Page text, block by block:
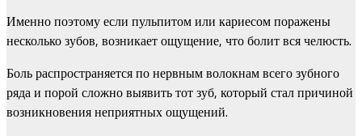
Именно поэтому если пульпитом или кариесом поражены
несколько зубов, возникает ощущение, что болит вся челюсть.
Боль распространяется по нервным волокнам всего зубного
ряда и порой сложно выявить тот зуб, который стал причиной
возникновения неприятных ощущений.